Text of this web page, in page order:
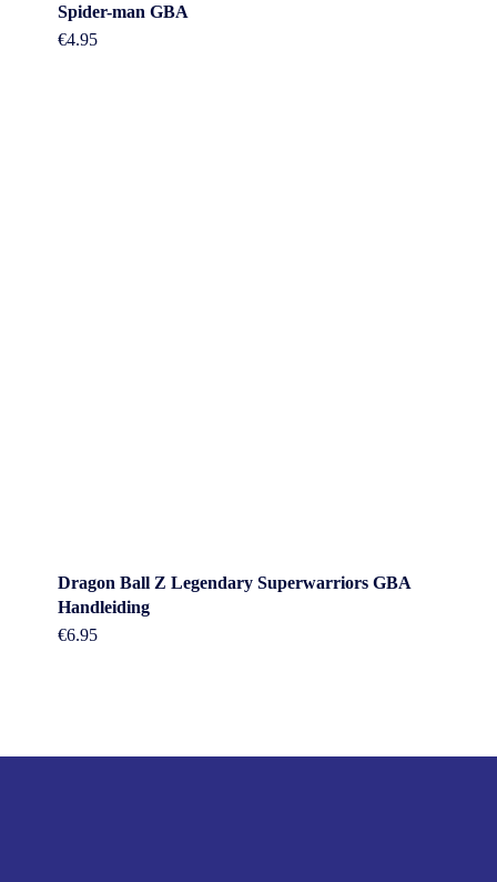
Spider-man GBA
€4.95
Dragon Ball Z Legendary Superwarriors GBA
Handleiding
€6.95